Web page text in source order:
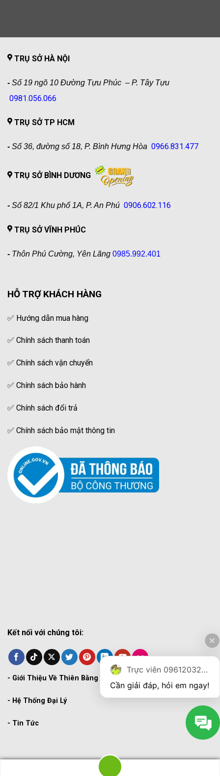
TRỤ SỞ HÀ NỘI
- Số 19 ngõ 10 Đường Tựu Phúc – P. Tây Tựu
0981.056.066
TRỤ SỞ TP HCM
- Số 36, đường số 18, P. Bình Hưng Hòa 0966.831.477
TRỤ SỞ BÌNH DƯƠNG
- Số 82/1 Khu phố 1A, P. An Phú 0906.602.116
TRỤ SỞ VĨNH PHÚC
- Thôn Phú Cường, Yên Lãng 0985.992.401
HỖ TRỢ KHÁCH HÀNG
✅ Hướng dẫn mua hàng
✅ Chính sách thanh toán
✅ Chính sách vận chuyển
✅ Chính sách bảo hành
✅ Chính sách đổi trả
✅ Chính sách bảo mật thông tin
Kết nối với chúng tôi:
- Giới Thiệu Về Thiên Bằng
- Hệ Thống Đại Lý
- Tin Tức
Trực viên 0961203270
Cần giải đáp, hỏi em ngay!